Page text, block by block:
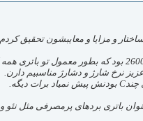
و مزایا و معایبشون تحقیق